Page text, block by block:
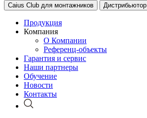
Caius Club для монтажников Дистрибьютор
Продукция
Компания
О Компании
Референц-объекты
Гарантия и сервис
Наши партнеры
Обучение
Новости
Контакты